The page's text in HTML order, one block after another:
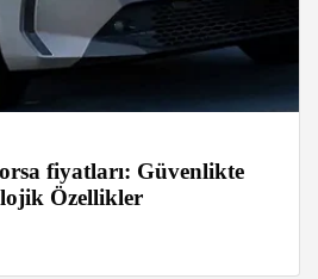
fiyatları: Güvenlikte
Özellikler